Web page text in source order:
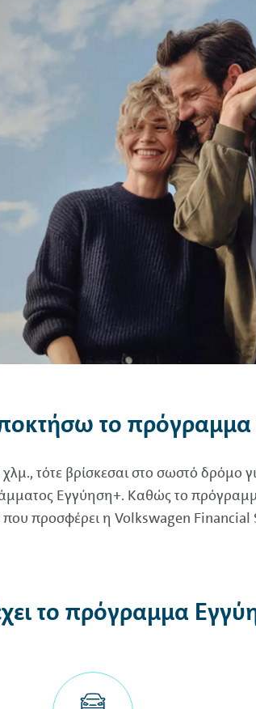
το πρόγραμμα
τότε βρίσκεσαι στο σωστό δρόμο
Εγγύηση+. Καθώς το
προσφέρει η Volkswagen Financial
το πρόγραμμα